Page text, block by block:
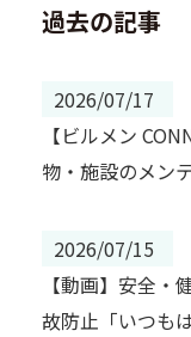
過去の記事
2026/07/17
【ビルメン
物・施設のメン
2026/07/15
【動画】安全
故防止「いつも